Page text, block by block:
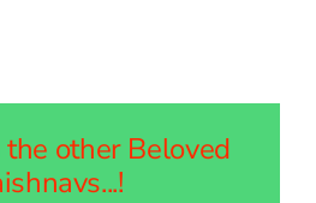
other Beloved